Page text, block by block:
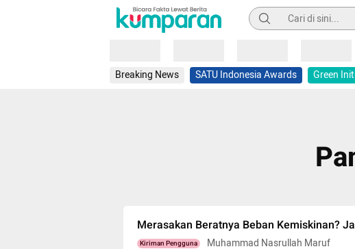
Pencarian
Breaking News SATU Indonesia Awards Green
Merasakan Beratnya Beban Kemiskinan?
Kiriman Pengguna Muhammad Nasrullah Maruf